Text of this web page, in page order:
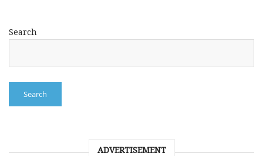
Search
Search
ADVERTISEMENT